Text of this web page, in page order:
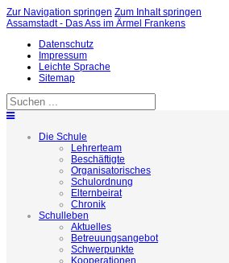
Zur Navigation springen Zum Inhalt springen
Assamstadt - Das Ass im Ärmel Frankens
Datenschutz
Impressum
Leichte Sprache
Sitemap
Die Schule
Lehrerteam
Beschäftigte
Organisatorisches
Schulordnung
Elternbeirat
Chronik
Schulleben
Aktuelles
Betreuungsangebot
Schwerpunkte
Kooperationen